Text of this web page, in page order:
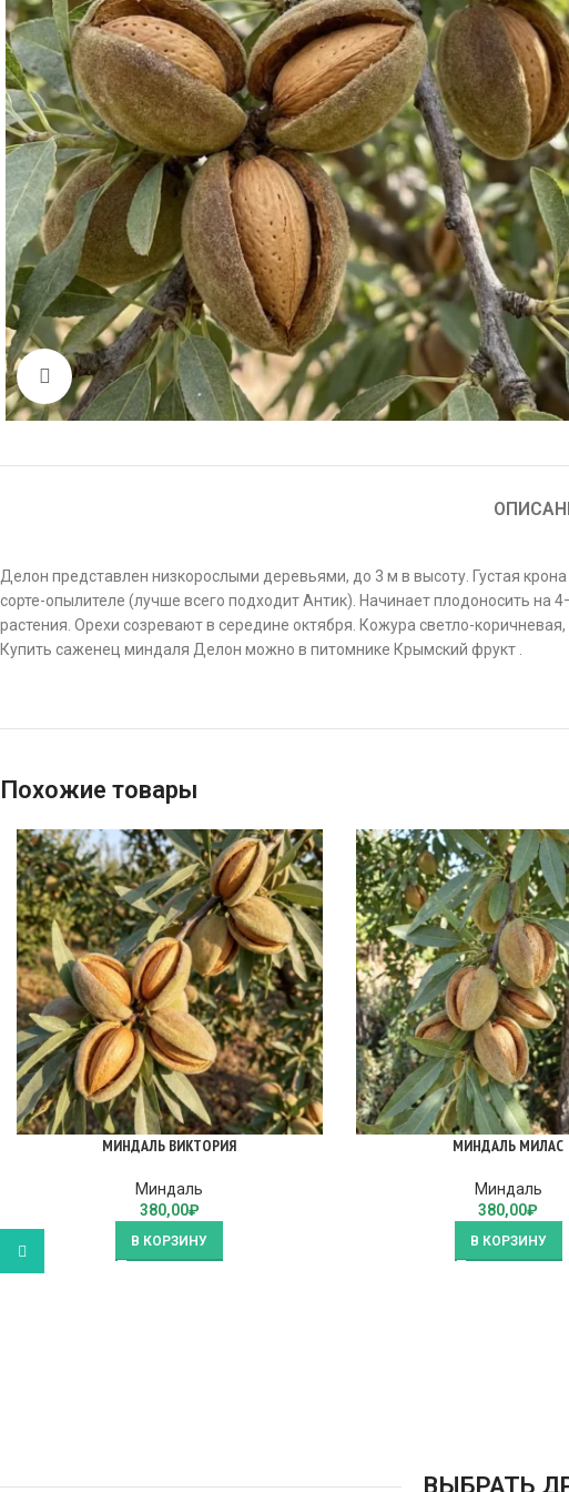
Click to enlarge
Делон представлен низкорослыми деревьями, до 3 м в высоту. Густая
сорте-опылителе (лучше всего подходит Антик). Начинает плодоносить на
растения. Орехи созревают в середине октября. Кожура светло-
Купить саженец миндаля Делон можно в питомнике Крымский фрукт .
Похожие товары
МИНДАЛЬ ВИКТОРИЯ
Миндаль
380,00₽
В КОРЗИНУ
МИНДАЛЬ МИЛАС
Миндаль
380,00₽
В КОРЗИНУ
ВЫБРАТЬ